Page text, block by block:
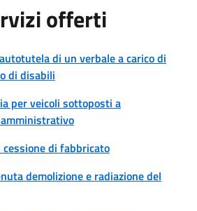
offerti
di un verbale a carico di
di disabili
per veicoli sottoposti a
cessione di fabbricato
demolizione e radiazione del